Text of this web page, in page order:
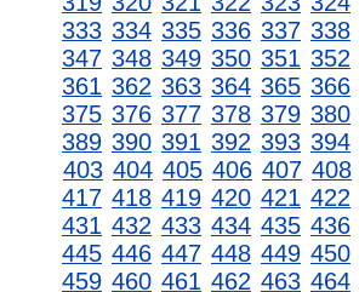
333 334 335 336 337 338
347 348 349 350 351 352
361 362 363 364 365 366
375 376 377 378 379 380
389 390 391 392 393 394
403 404 405 406 407 408
417 418 419 420 421 422
431 432 433 434 435 436
445 446 447 448 449 450
459 460 461 462 463 464